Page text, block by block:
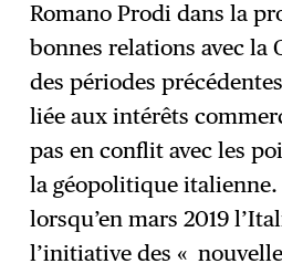
Romano Prodi dans la
bonnes relations avec la
des périodes
liée aux intérêts
pas en conflit avec les
la géopolitique italienne.
lorsqu’en mars 2019
l’initiative des «